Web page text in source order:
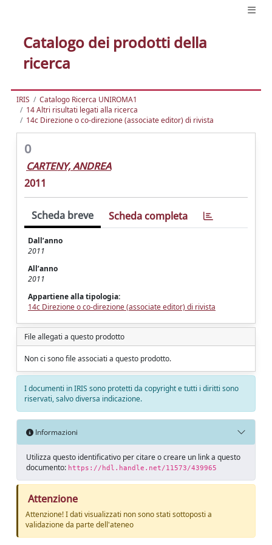
Catalogo dei prodotti della
ricerca
IRIS
Catalogo Ricerca UNIROMA1
14 Altri risultati legati alla ricerca
14c Direzione o co-direzione (associate editor) di rivista
0
CARTENY, ANDREA
2011
Scheda breve Scheda completa
Dall’anno
2011
All’anno
2011
Appartiene alla tipologia:
14c Direzione o co-direzione (associate editor) di rivista
File allegati a questo prodotto
Non ci sono file associati a questo prodotto.
I documenti in IRIS sono protetti da copyright e tutti i diritti sono
riservati, salvo diversa indicazione.
Informazioni
Utilizza questo identificativo per citare o creare un link a questo
documento: https://hdl.handle.net/11573/439965
Attenzione
Attenzione! I dati visualizzati non sono stati sottoposti a
validazione da parte dell'ateneo